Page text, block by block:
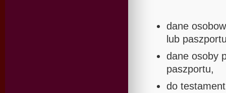
dane
lub
dane osoby
paszportu,
do